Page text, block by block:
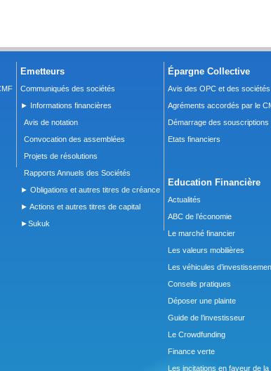
Emetteurs
Communiqués des sociétés
► Informations financières
Avis de notation
Convocation des assemblées
Projets de résolutions
Rapports Annuels des Sociétés
► Obligations et autres titres de créance
► Actions et autres titres de capital
►Sukuk
Épargne Collective
Avis des OPC et des
Agréments accordés par le
Démarrage des souscriptions
Etats financiers
Education Financière
Actualités
ABC de l’économie
Le marché financier
Les valeurs mobilières
Les véhicules
Conseils pratiques
Déposer une plainte
Guide de l’investisseur
Le Crowdfunding
Finance verte
Les incitations en faveur de la